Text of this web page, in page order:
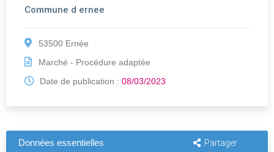
Commune d ernee
53500 Ernée
Marché - Procédure adaptée
Date de publication : 08/03/2023
Données essentielles Partager